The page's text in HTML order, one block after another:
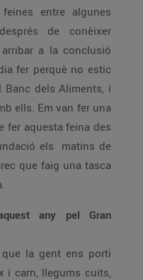
entre algunes
de conèixer
a la conclusió
fer perquè no estic
Banc dels Aliments, i
ells. Em van fer una
fer aquesta feina des
els matins de
que faig una tasca
any pel Gran
la gent ens porti
i carn, llegums cuits,